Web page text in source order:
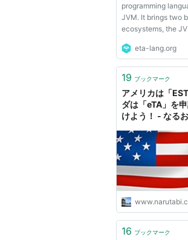
programming
JVM. It brings two
ecosystems, the
you to harness the
applications quickly
support helps you ...
eta-lang.org
19 ブックマーク
アメリカは「
ダは「eTA」を
けよう！ - なる
16 ブックマーク